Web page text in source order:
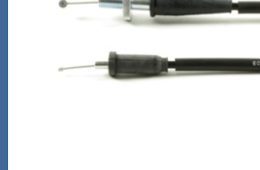
Mönkijän osat
Puutarha ja metsä